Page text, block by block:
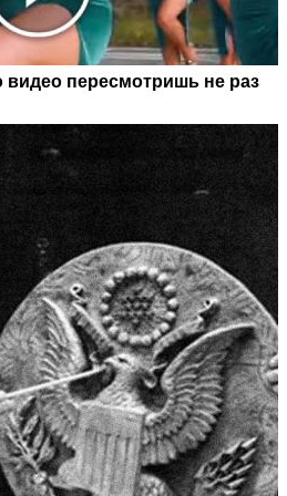
видео пересмотришь не раз